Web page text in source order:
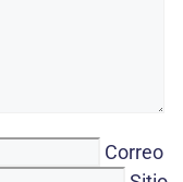
Correo